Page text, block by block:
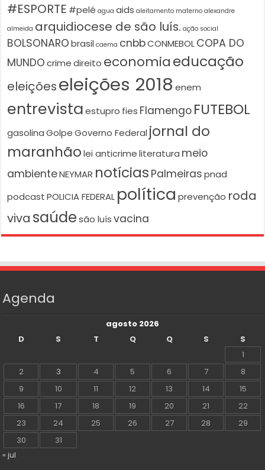
#ESPORTE #pelé agua aids aleitamento materno alexandre
almeida arquidiocese de são luís. ação social
BOLSONARO brasil caema cnbbCONMEBOLCOPA DO
MUNDO crime direito economiaeducação
eleiçõeseleições 2018 enem
entrevista estupro fies Flamengo FUTEBOL
gasolina Golpe Governo Federal jornal do
maranhão lei anticrime literatura meio
ambienteNEYMAR notícias Palmeiras pnad
podcast POLICIA FEDERAL política prevenção roda
viva saúde são luís vacina
Agenda
agosto 2026
D
S T Q Q S
S
1
2
3 4 5 6 7
8
9
10 11 12 13 14
15
16
17 18 19 20 21
22
23
24 25 26 27 28
29
30
31
« jul